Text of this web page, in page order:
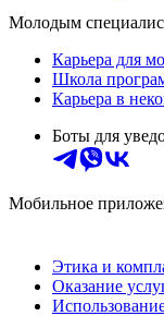
Молодым
Карьера для
Школа
Карьера в
Боты для
Мобильное
Этика и
Оказание